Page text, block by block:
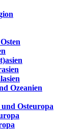
Ozeanien
Osteuropa